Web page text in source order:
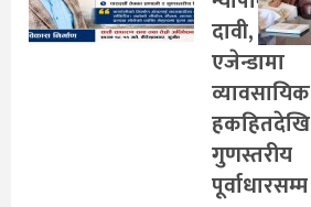
दावी,
एजेन्डामा
व्यावसायिक
हकहितदेखि
गुणस्तरीय
पूर्वाधारसम्म